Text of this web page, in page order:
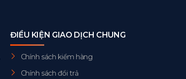
ĐIỀU KIỆN GIAO DỊCH CHUNG
Chính sách kiểm hàng
Chính sách đổi trả